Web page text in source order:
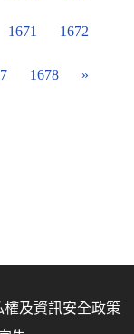
1671 1672
1678 »
權及資訊安全政策